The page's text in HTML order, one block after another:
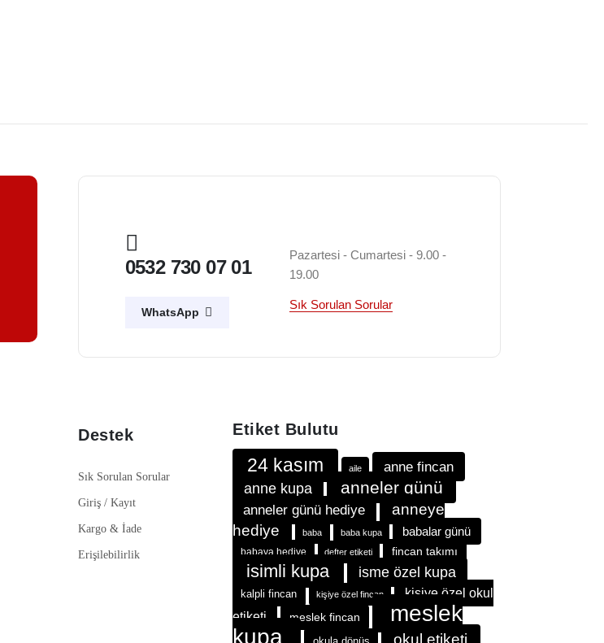
0532 730 07 01
WhatsApp
Pazartesi - Cumartesi - 9.00 -
19.00
Sık Sorulan Sorular
Destek
Sık Sorulan Sorular
Giriş / Kayıt
Kargo & İade
Erişilebilirlik
Etiket Bulutu
24 kasım aile
anne fincan
anne kupa
anneler günü
anneler günü hediye
anneye
hediye
baba baba kupa babalar günü
babaya hediye defter etiketi fincan takımı
isimli kupa isme özel kupa
kalpli fincan kişiye özel fincan
kişiye özel okul
etiketi
meslek fincan
meslek
kupa